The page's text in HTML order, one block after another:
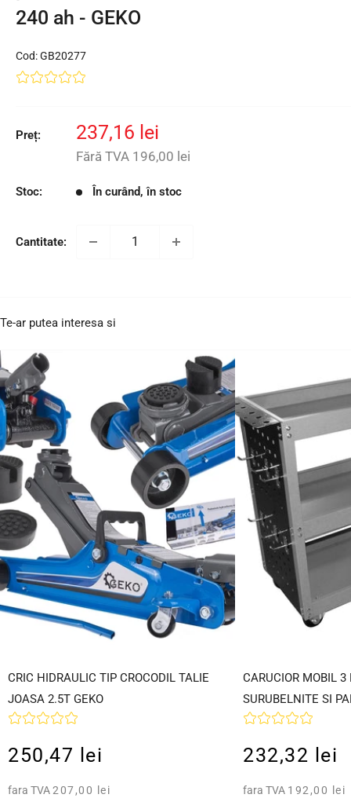
240 ah - GEKO
Cod:GB20277
Preț:
Preț
redus
237,16 lei
Fără TVA 196,00 lei
Stoc: În curând, în stoc
Cantitate:
Te-ar putea interesa si
CRIC HIDRAULIC TIP CROCODIL TALIE
JOASA 2.5T GEKO
250,47 lei
fara TVA207,00 lei
CARUCIOR MOBIL 3
SURUBELNITE SI
232,32 lei
fara TVA 192,00 lei